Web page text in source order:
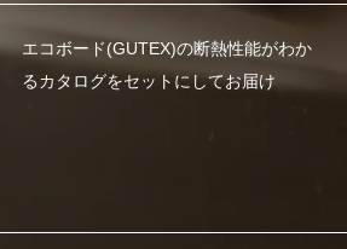
エコボード(GUTEX)の断熱性能がわか
るカタログをセットにしてお届け